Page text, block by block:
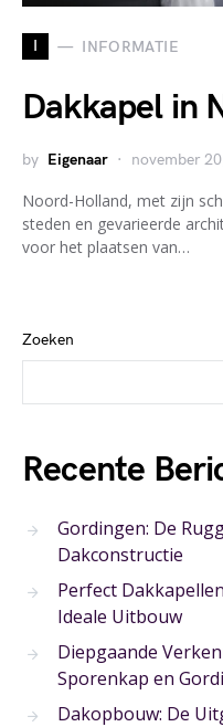
I INFORMATIE
Dakkapel in
by Eigenaar november
Noord-Holland, met zijn
steden en gevarieerde
voor het plaatsen van…
Zoeken
Recente
Gordingen: De
Dakconstructie
Perfect
Ideale Uitbouw
Diepgaande
Sporenkap en
Dakopbouw: De